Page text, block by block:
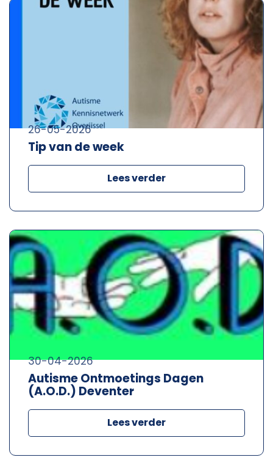
Tip van de week
26-05-2026
Lees verder
Autisme Ontmoetings Dagen
(A.O.D.) Deventer
30-04-2026
Lees verder